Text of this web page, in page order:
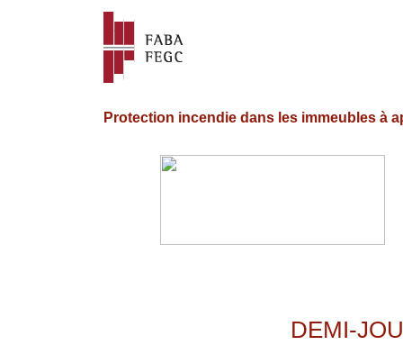
Protection incendie dans les immeubles à
DEMI-